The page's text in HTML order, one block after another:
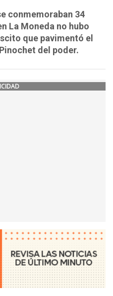
conmemoraban 34
La Moneda no hubo
que pavimentó el
del poder.